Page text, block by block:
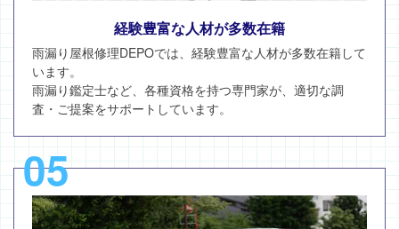
経験豊富な人材が多数在籍
雨漏り屋根修理DEPOでは、経験豊富な人材が多数在籍して
います。
雨漏り鑑定士など、各種資格を持つ専門家が、適切な調
査・ご提案をサポートしています。
05